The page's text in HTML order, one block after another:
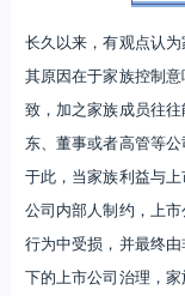
长久以来，有观点认
其原因在于家族控制
致，加之家族成员往
东、董事或者高管等
于此，当家族利益与
公司内部人制约，上
行为中受损，并最终
下的上市公司治理，